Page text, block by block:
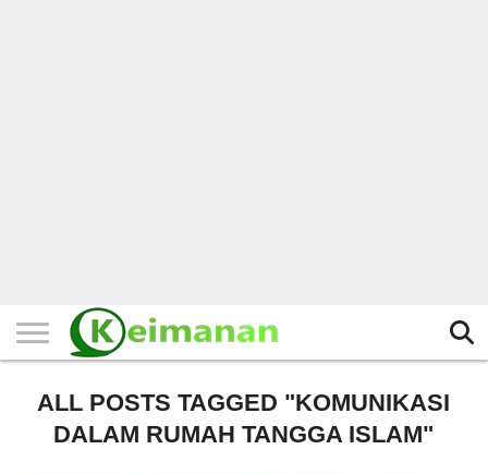
ALL POSTS TAGGED "KOMUNIKASI
DALAM RUMAH TANGGA ISLAM"